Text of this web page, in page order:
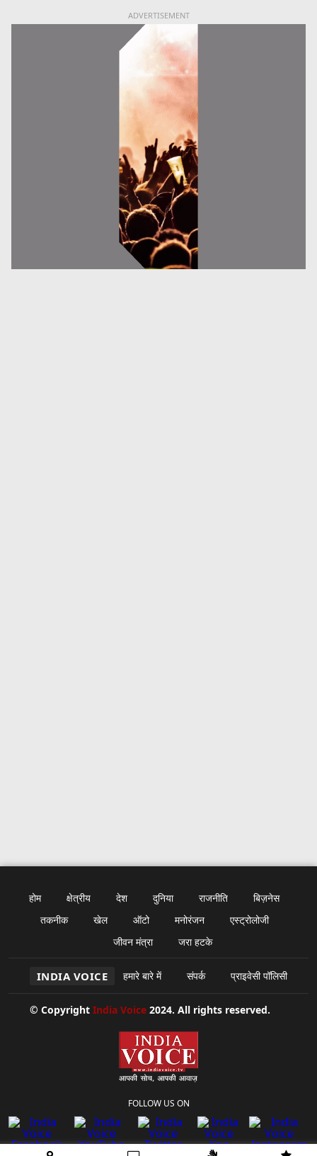
ADVERTISEMENT
होम क्षेत्रीय देश दुनिया राजनीति
बिज़नेस
तकनीक
खेल ऑटो मनोरंजन
एस्ट्रोलोजी
जीवन मंत्रा
जरा हटके
INDIA VOICE हमारे बारे में संपर्क प्राइवेसी पॉलिसी
© Copyright India Voice 2024. All rights reserved.
FOLLOW US ON